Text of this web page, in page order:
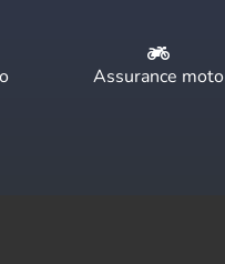
Assurance moto